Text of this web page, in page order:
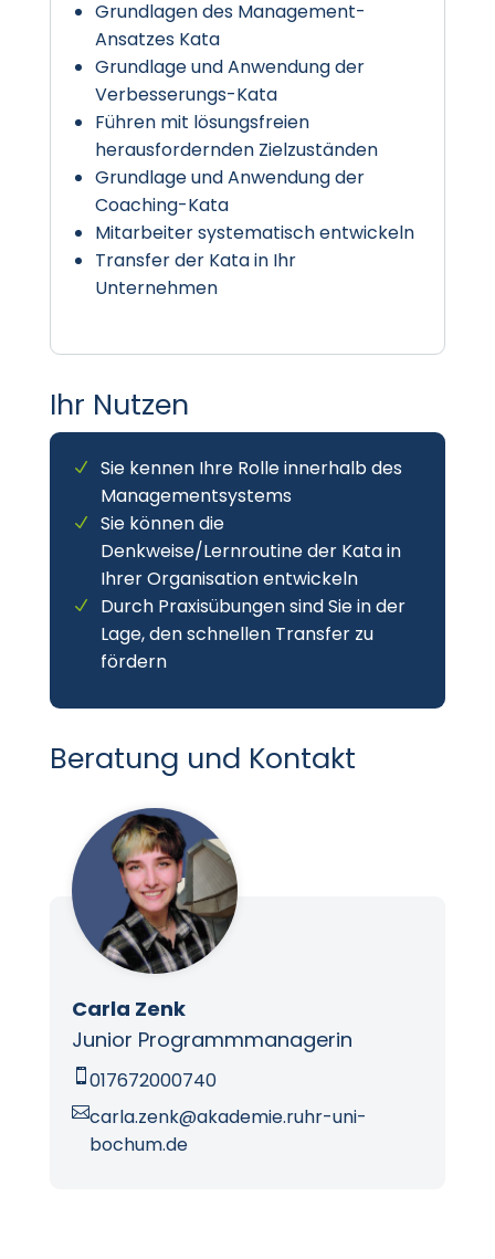
Grundlagen des Management-
Ansatzes Kata
Grundlage und Anwendung der
Verbesserungs-Kata
Führen mit lösungsfreien
herausfordernden Zielzuständen
Grundlage und Anwendung der
Coaching-Kata
Mitarbeiter systematisch entwickeln
Transfer der Kata in Ihr
Unternehmen
Ihr Nutzen
Sie kennen Ihre Rolle innerhalb des
Managementsystems
Sie können die
Denkweise/Lernroutine der Kata in
Ihrer Organisation entwickeln
Durch Praxisübungen sind Sie in der
Lage, den schnellen Transfer zu
fördern
Beratung und Kontakt
Carla Zenk
Junior Programmmanagerin
 017672000740
carla.zenk@akademie.ruhr-uni-
bochum.de